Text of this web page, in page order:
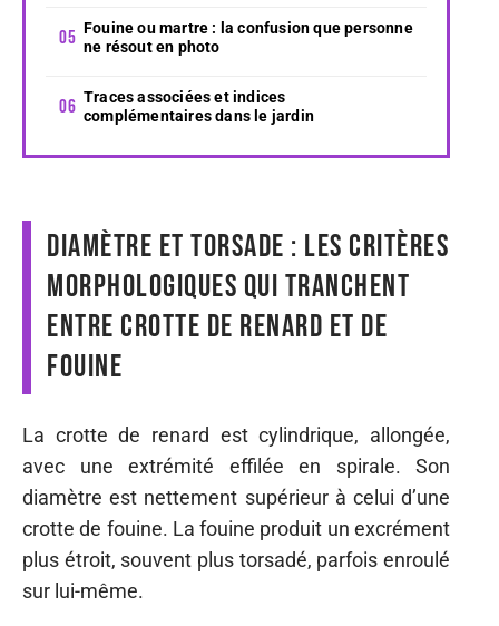
Fouine ou martre : la confusion que personne
ne résout en photo
Traces associées et indices
complémentaires dans le jardin
Diamètre et torsade : les critères
morphologiques qui tranchent
entre crotte de renard et de
fouine
La crotte de renard est cylindrique, allongée,
avec une extrémité effilée en spirale. Son
diamètre est nettement supérieur à celui d’une
crotte de fouine. La fouine produit un excrément
plus étroit, souvent plus torsadé, parfois enroulé
sur lui-même.